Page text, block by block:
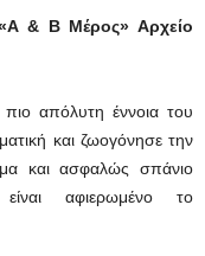
& Β Μέρος» Αρχείο
απόλυτη έννοια του
και ζωογόνησε την
και ασφαλώς σπάνιο
αφιερωμένο το